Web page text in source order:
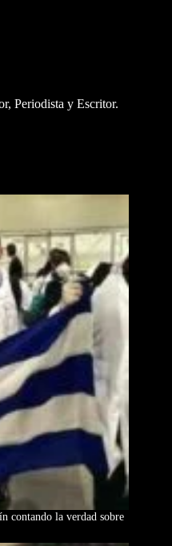
Periodista y Escritor.
contando la verdad sobre